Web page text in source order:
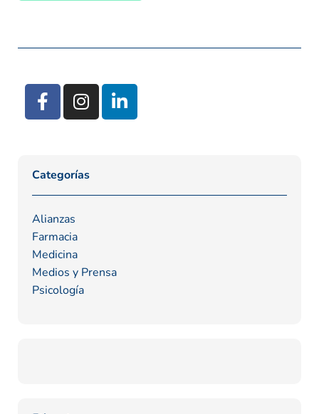
Categorías
Alianzas
Farmacia
Medicina
Medios y Prensa
Psicología